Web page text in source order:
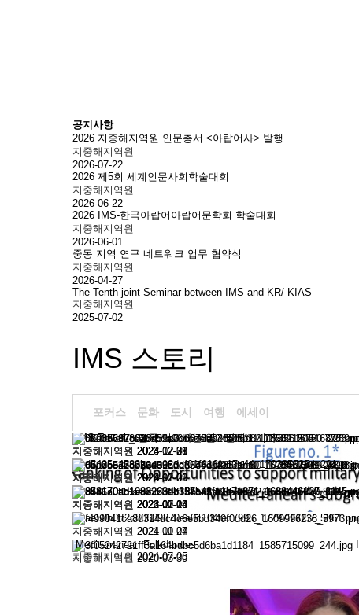
공지사항
2026 지중해지역원 인문총서 <아랍어사> 발행
지중해지역원
2026-07-22
2026 제5회 세계인문사회학술대회
지중해지역원
2026-06-22
2026 IMS-한국아랍어아랍어문학회 학술대회
지중해지역원
2026-06-01
중동 지역 연구 네트워크 업무 협약식
지중해지역원
2026-04-27
The Tenth joint Seminar between IMS and KR/ KIAS
지중해지역원
2025-07-02
IMS 스토리
포커스 문화 도시 여행 에세이
지중해지역원 2024-07-08
지중해지역원 2023-12-29
지중해지역원 2023-07-04
IMS Culture _ 사도 무함마드의 밤의 여정(I…
지중해지역원 2023-01-02
지중해지역원 2022-07-07
지중해지역원 2024-12-31
지중해지역원 2024-07-08
지중해지역원 2023-07-04
IMS Travel _ 결국 먹고사는 일 : 말레이시아…
지중해지역원 2023-12-29
지중해지역원 2023-01-02
지중해지역원 2022-01-19
지중해지역원 2021-01-07
지중해지역원 2020-03-30
지중해지역원 2024-12-31
지중해지역원 2024-12-31
지중해지역원 2024-10-28
지중해지역원 2024-10-24
Mediterranean Folkdances
지중해지역원 2024-07-05